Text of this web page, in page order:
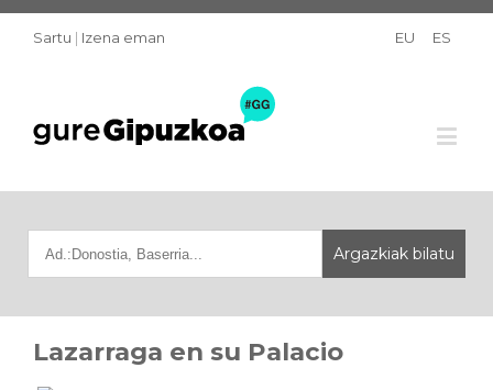
Sartu | Izena eman EU ES
Lazarraga en su Palacio